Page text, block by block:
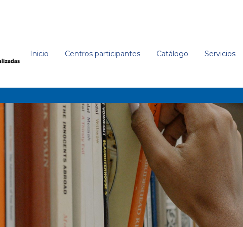
Inicio Centros participantes Catálogo Servicios